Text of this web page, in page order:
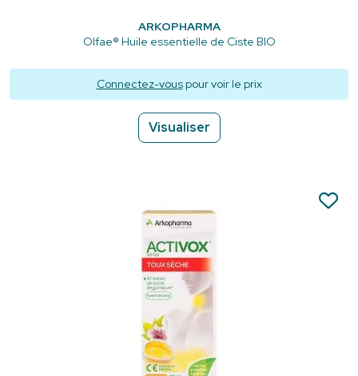
ARKOPHARMA
Olfae® Huile essentielle de Ciste BIO
Connectez-vouspour voir le prix
Visualiser